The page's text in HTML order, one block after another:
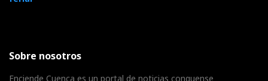
Sobre nosotros
Enciende Cuenca es un portal de noticias conquense